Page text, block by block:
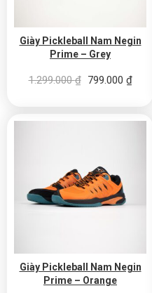
Giày Pickleball Nam Negin
Prime – Grey
1.299.000₫ Giá gốc là:
799.000 ₫Giá
Giày Pickleball Nam Negin
Prime – Orange